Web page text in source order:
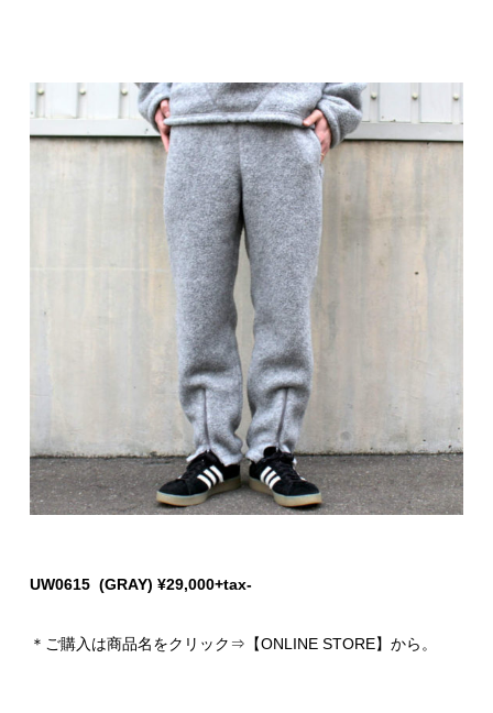
UW0615 (GRAY) ¥29,000+tax-
＊ご購入は商品名をクリック⇒【ONLINE STORE】から。